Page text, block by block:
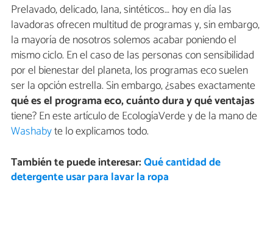
Prelavado, delicado, lana, sintéticos… hoy en día las
lavadoras ofrecen multitud de programas y, sin embargo,
la mayoría de nosotros solemos acabar poniendo el
mismo ciclo. En el caso de las personas con sensibilidad
por el bienestar del planeta, los programas eco suelen
ser la opción estrella. Sin embargo, ¿sabes exactamente
qué es el programa eco, cuánto dura y qué ventajas
tiene? En este artículo de EcologíaVerde y de la mano de
Washabyte lo explicamos todo.
También te puede interesar:Qué cantidad de
detergente usar para lavar la ropa